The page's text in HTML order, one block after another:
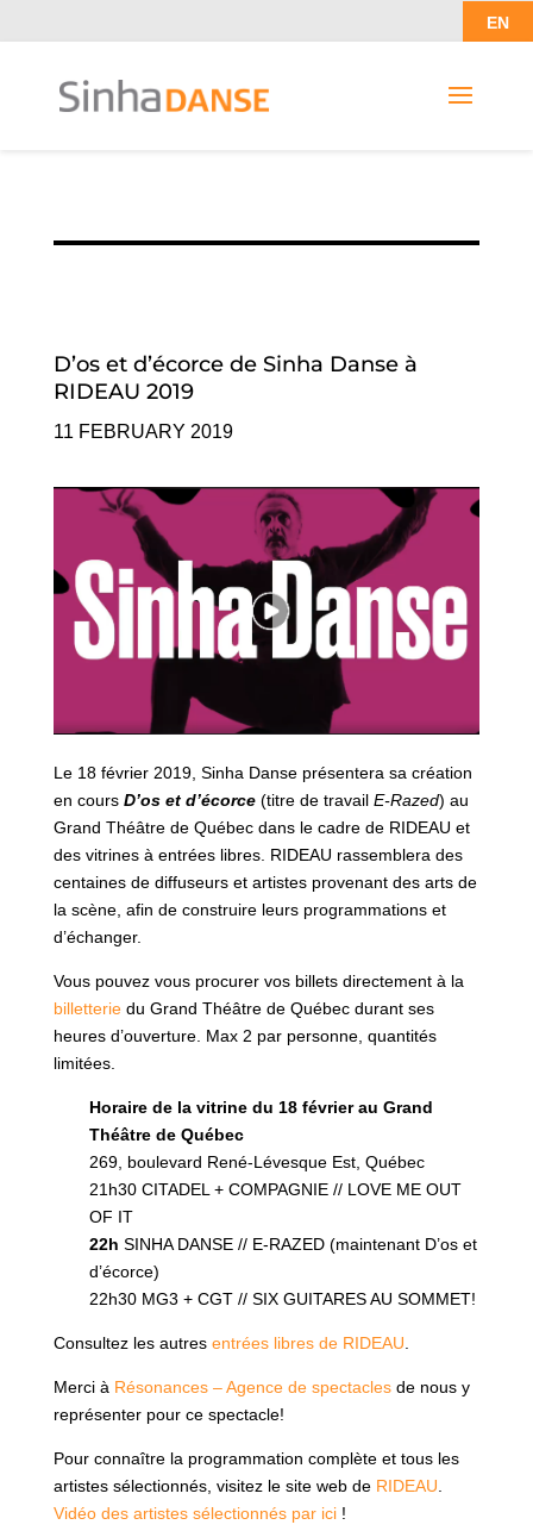
EN
D’os et d’écorce de Sinha Danse à
RIDEAU 2019
11 FEBRUARY 2019
Le 18 février 2019, Sinha Danse présentera sa création
en cours D’os et d’écorce(titre de travail E-Razed) au
Grand Théâtre de Québec dans le cadre de RIDEAU et
des vitrines à entrées libres. RIDEAU rassemblera des
centaines de diffuseurs et artistes provenant des arts de
la scène, afin de construire leurs programmations et
d’échanger.
Vous pouvez vous procurer vos billets directement à la
billetteriedu Grand Théâtre de Québec durant ses
heures d’ouverture. Max 2 par personne, quantités
limitées.
Horaire de la vitrine du 18 février au Grand
Théâtre de Québec
269, boulevard René-Lévesque Est, Québec
21h30 CITADEL + COMPAGNIE // LOVE ME OUT
OF IT
22h SINHA DANSE // E-RAZED (maintenant D’os et
d’écorce)
22h30 MG3 + CGT // SIX GUITARES AU SOMMET!
Consultez les autres entrées libres de RIDEAU
Merci à Résonances – Agence de spectaclesde nous y
représenter pour ce spectacle!
Pour connaître la programmation complète et tous les
artistes sélectionnés, visitez le site web de RIDEAU
Vidéo des artistes sélectionnés par ici!